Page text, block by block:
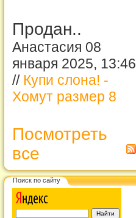
Продан..
Анастасия 08
января 2025, 13:46
// Купи слона! -
Хомут размер 8
Посмотреть
все
Поиск по сайту